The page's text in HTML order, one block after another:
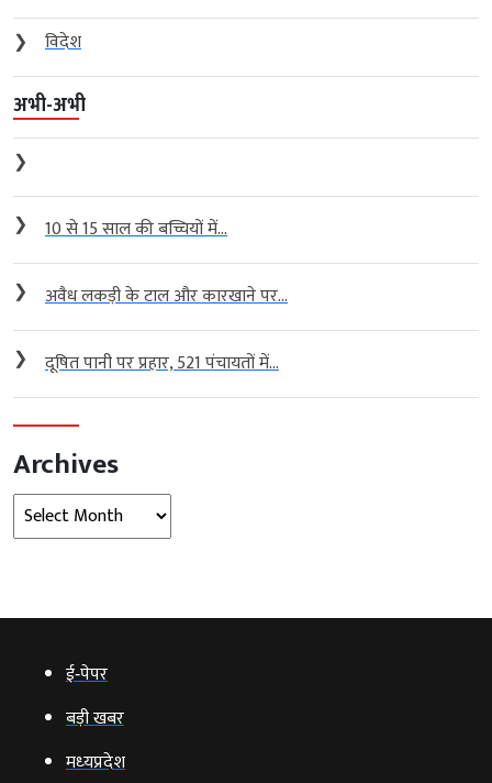
❯
विदेश
अभी-अभी
❯
❯ 10 से 15 साल की बच्चियों में...
❯ अवैध लकड़ी के टाल और कारखाने पर...
❯ दूषित पानी पर प्रहार, 521 पंचायतों में...
Archives
Archives
ई‑पेपर
बड़ी खबर
मध्‍यप्रदेश